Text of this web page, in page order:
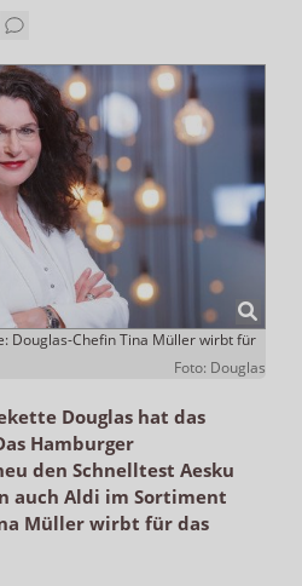
Douglas-Chefin Tina Müller wirbt für
Foto: Douglas
Douglas hat das
Hamburger
den Schnelltest Aesku
auch Aldi im Sortiment
Müller wirbt für das